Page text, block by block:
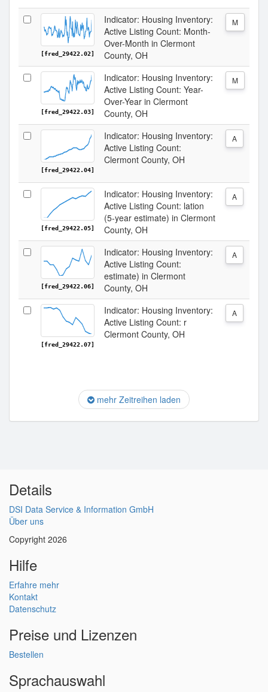
[fred_29422.02]
Indicator: Housing Inventory:
Active Listing Count: Month-
Over-Month in Clermont
County, OH
M
[fred_29422.03]
Indicator: Housing Inventory:
Active Listing Count: Year-
Over-Year in Clermont
County, OH
M
[fred_29422.04]
Indicator: Housing Inventory:
Active Listing Count:
Clermont County, OH
A
[fred_29422.05]
Indicator: Housing Inventory:
Active Listing Count: lation
(5-year estimate) in Clermont
County, OH
A
[fred_29422.06]
Indicator: Housing Inventory:
Active Listing Count:
estimate) in Clermont
County, OH
A
[fred_29422.07]
Indicator: Housing Inventory:
Active Listing Count: r
Clermont County, OH
A
mehr Zeitreihen laden
Details
DSI Data Service & Information GmbH
Über uns
Copyright 2026
Hilfe
Erfahre mehr
Kontakt
Datenschutz
Preise und Lizenzen
Bestellen
Sprachauswahl